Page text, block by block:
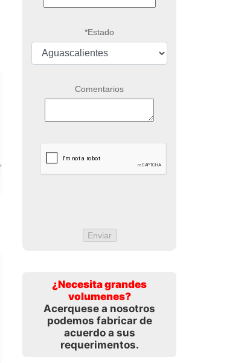
*Estado
Comentarios
¿Necesita grandes
volumenes?
Acerquese a nosotros
podemos fabricar de
acuerdo a sus
requerimentos.